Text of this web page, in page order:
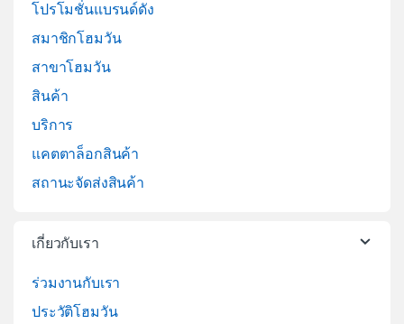
โปรโมชั่นแบรนด์ดัง
สมาชิกโฮมวัน
สาขาโฮมวัน
สินค้า
บริการ
แคตตาล็อกสินค้า
สถานะจัดส่งสินค้า
เกี่ยวกับเรา
ร่วมงานกับเรา
ประวัติโฮมวัน